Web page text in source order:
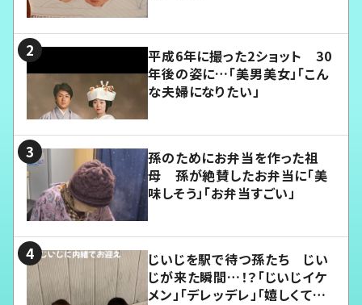
平成6年に撮った2ショット 30
年後の姿に…「美男美女」「こん
な夫婦になりたい」
孫のためにお弁当を作った祖
母 孫が絶賛したお弁当に「美
味しそう」「お弁当すごい」
じいじを駅で待つ孫たち じい
じが来た瞬間…！？「じいじイケ
メン」「デレッデレ」「嬉しくて可